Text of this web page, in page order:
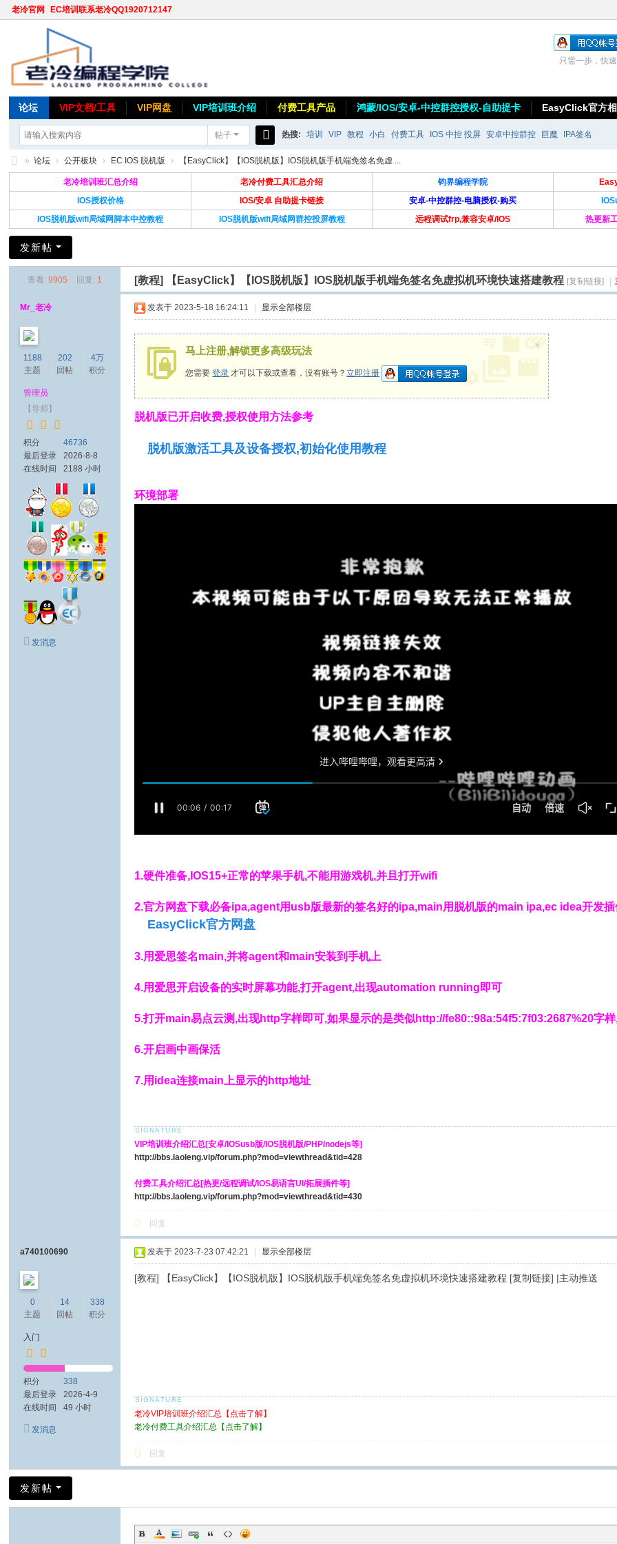
老冷官网 EC培训联系老冷QQ1920712147
只需一步，快
论坛 VIP文档/工具 VIP网盘 VIP培训班介绍 付费工具产品 鸿蒙/IOS/安卓-中控群控授权-自助提卡 EasyClick官方
帖子
搜
索
热搜: 培训 VIP 教程 小白 付费工具 IOS 中控 投屏 安卓中控群控 巨魔 IPA签名
坛
» 论坛 › 公开板块 › EC IOS 脱机版 › 【EasyClick】【IOS脱机版】IOS脱机版手机端免签名免虚 ...
老冷培训班汇总介绍 老冷付费工具汇总介绍 钧界编程学院
IOS授权价格
IOS/安卓 自助提卡链接 安卓-中控群控-电脑授权-购买
IOS脱机版wifi局域网脚本中控教程
IOS脱机版wifi局域网群控投屏教程 远程调试frp,兼容安卓/IOS 热更新
发新帖
查看: 9905 回复: 1 [教程] 【EasyClick】【IOS脱机版】IOS脱机版手机端免签名免虚拟机环境快速搭建教程 [复制链接]
Mr_老冷
1188
主题
202
回帖
4万
积分
管理员
【导师】
积分
46736
最后登录
2026-8-8
在线时间
2188 小时
发消息
发表于 2023-5-18 16:24:11 显示全部楼层
马上注册,解锁更多高级玩法
您需要登录 才可以下载或查看，没有账号？立即注册
×
脱机版已开启收费,授权使用方法参考
脱机版激活工具及设备授权,初始化使用教程
环境部署
1.硬件准备,IOS15+正常的苹果手机,不能用游戏机,并且打开wifi
2.官方网盘下载必备ipa,agent用usb版最新的签名好的ipa,main用脱机版的main ipa,ec idea开发插
EasyClick官方网盘
3.用爱思签名main,并将agent和main安装到手机上
4.用爱思开启设备的实时屏幕功能,打开agent,出现automation running即可
5.打开main易点云测,出现http字样即可,如果显示的是类似http://fe80::98a:54f5:7f03:2687%20字
6.开启画中画保活
7.用idea连接main上显示的http地址
VIP培训班介绍汇总[安卓/IOSusb版/IOS脱机版/PHP/nodejs等]
http://bbs.laoleng.vip/forum.php?mod=viewthread&tid=428
付费工具介绍汇总[热更/远程调试/IOS易语言UI/拓展插件等]
http://bbs.laoleng.vip/forum.php?mod=viewthread&tid=430
回复
a740100690
0
主题
14
回帖
338
积分
入门
积分
338
最后登录
2026-4-9
在线时间
49 小时
发消息
发表于 2023-7-23 07:42:21 显示全部楼层
[教程] 【EasyClick】【IOS脱机版】IOS脱机版手机端免签名免虚拟机环境快速搭建教程 [复制链接] |主动推送
老冷VIP培训班介绍汇总【点击了解】
老冷付费工具介绍汇总【点击了解】
回复
发新帖